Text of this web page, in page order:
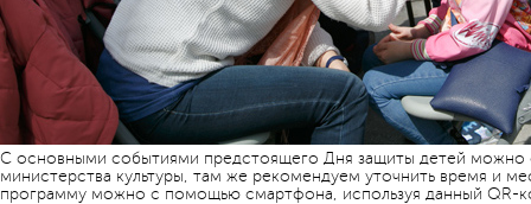
С основными событиями предстоящего Дня защиты детей можно
министерства культуры, там же рекомендуем уточнить время и
программу можно с помощью смартфона, используя данный QR-